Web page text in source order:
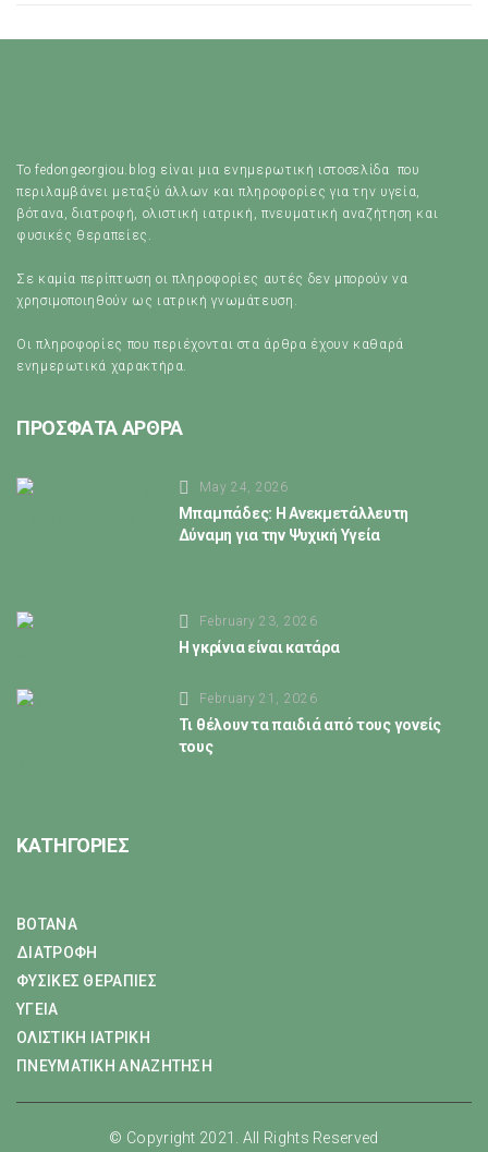
Το fedongeorgiou.blog είναι μια ενημερωτική ιστοσελίδα που
περιλαμβάνει μεταξύ άλλων και πληροφορίες για την υγεία,
βότανα, διατροφή, ολιστική ιατρική, πνευματική αναζήτηση και
φυσικές θεραπείες.
Σε καμία περίπτωση οι πληροφορίες αυτές δεν μπορούν να
χρησιμοποιηθούν ως ιατρική γνωμάτευση.
Οι πληροφορίες που περιέχονται στα άρθρα έχουν καθαρά
ενημερωτικά χαρακτήρα.
ΠΡΟΣΦΑΤΑ ΑΡΘΡΑ
May 24, 2026
Μπαμπάδες: Η Ανεκμετάλλευτη
Δύναμη για την Ψυχική Υγεία
February 23, 2026
Η γκρίνια είναι κατάρα
February 21, 2026
Τι θέλουν τα παιδιά από τους γονείς
τους
ΚΑΤΗΓΟΡΙΕΣ
ΒΟΤΑΝΑ
ΔΙΑΤΡΟΦΗ
ΦΥΣΙΚΕΣ ΘΕΡΑΠΙΕΣ
ΥΓΕΙΑ
ΟΛΙΣΤΙΚΗ ΙΑΤΡΙΚΗ
ΠΝΕΥΜΑΤΙΚΗ ΑΝΑΖΗΤΗΣΗ
© Copyright 2021. All Rights Reserved